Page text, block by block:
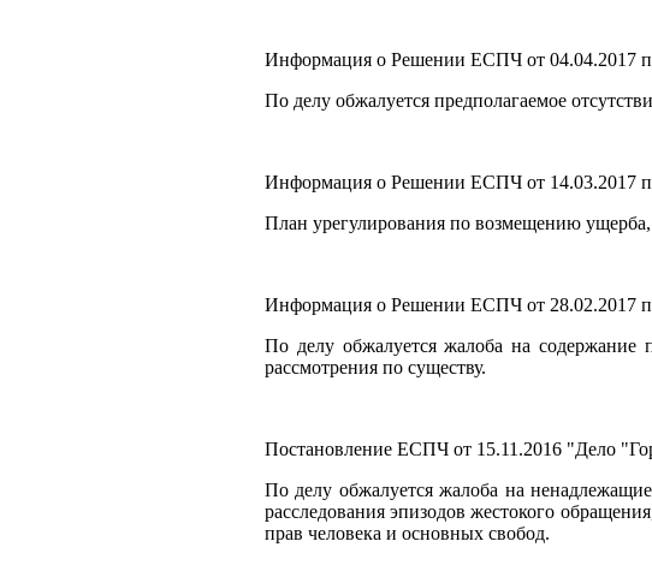
Информация о Решении ЕСПЧ от 04.04.2017
По делу обжалуется предполагаемое
Информация о Решении ЕСПЧ от 14.03.2017
План урегулирования по возмещению
Информация о Решении ЕСПЧ от 28.02.2017
По делу обжалуется жалоба на содержание
рассмотрения по существу.
Постановление ЕСПЧ от 15.11.2016 "Дело
По делу обжалуется жалоба на
расследования эпизодов жестокого
прав человека и основных свобод.